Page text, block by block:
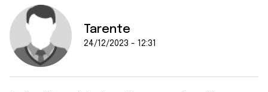
Tarente
24/12/2023 - 12:31